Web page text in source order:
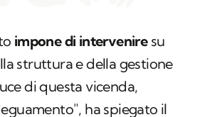
impone di interveniresu
struttura e della gestione
di questa vicenda,
", ha spiegato il